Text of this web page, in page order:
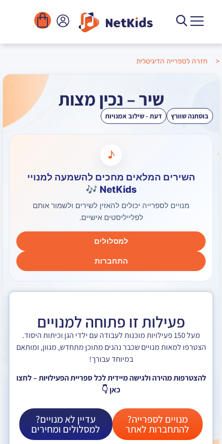
שיר – נכין מצות
דעת - שילוב אמנויות
המלאים מחכים להשמעה למנויי
לספרייה יכולים להאזין לשירים ולשמור אותם
לפלייליסטים אישיים.
זו פתוחה למנויים
150 פעילויות מוכנות לעבודה עם ילדי הגן וכיתות היסוד.
מנויים שכבר נהנים מתוכן מתחדש, מגוון, ומותאם
ולגישה מיידית לכל ספריית הפעילויות – לחצו
לספרייה?
לאתר
עדיין לא מנויים?
למסלולים ומחירים